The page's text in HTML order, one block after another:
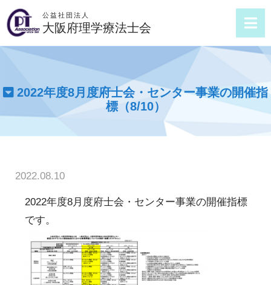
公益社団法人
大阪府理学療法士会
2022年度8月度府士会・センター事業の開催指
標（8/10）
2022.08.10
2022年度8月度府士会・センター事業の開催指標
です。